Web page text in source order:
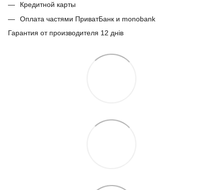
Кредитной карты
Оплата частями ПриватБанк и monobank
Гарантия от производителя 12 днів